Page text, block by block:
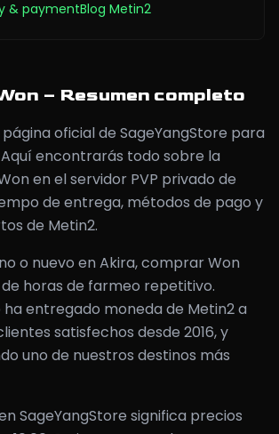
& paymentBlog Metin2
– Resumen completo
oficial de SageYangStore para
Aquí encontrarás todo sobre la
en el servidor PVP privado de
de entrega, métodos de pago y
de Metin2.
o nuevo en Akira, comprar Won
horas de farmeo repetitivo.
ha entregado moneda de Metin2 a
satisfechos desde 2016, y
uno de nuestros destinos más
SageYangStore significa precios